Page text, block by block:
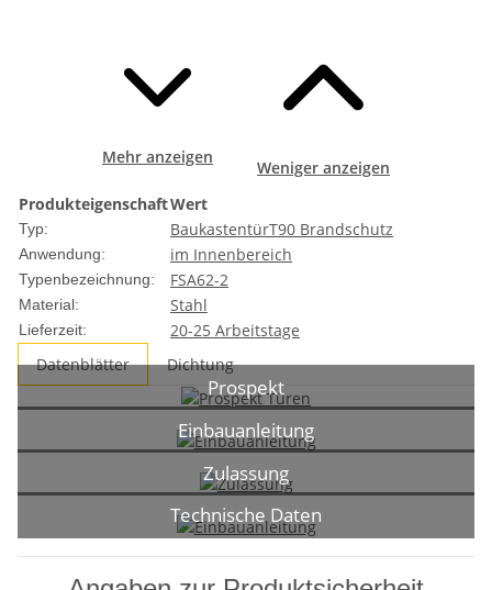
Mehr anzeigen
Weniger anzeigen
ProdukteigenschaftWert
Typ: BaukastentürT90 Brandschutz
Anwendung: im Innenbereich
Typenbezeichnung: FSA62-2
Material: Stahl
Lieferzeit:
20-25 Arbeitstage
Datenblätter
Dichtung
Prospekt
Einbauanleitung
Zulassung
Technische Daten